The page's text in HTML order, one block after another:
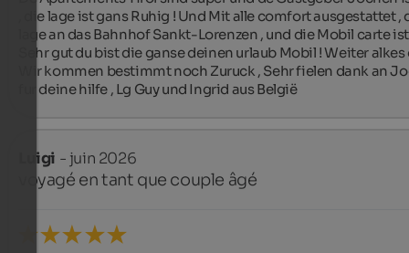
, die lage ist gans Ruhig ! Und Mit alle comfort ausgestattet ,
lage an das Bahnhof Sankt-Lorenzen , und die Mobil carte
Sehr gut du bist die ganse deinen urlaub Mobil ! Weiter alkes
Wir kommen bestimmt noch Zuruck , Sehr fielen dank an
fur deine hilfe , Lg Guy und Ingrid aus België
Luigi - juin 2026
voyagé en tant que couple âgé